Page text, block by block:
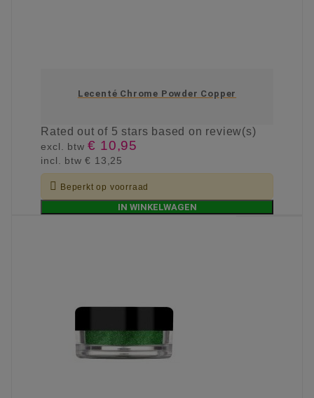
Lecenté Chrome Powder Copper
Ratedout of 5 stars based on review(s)
excl. btw€ 10,95
incl. btw€ 13,25
 Beperkt op voorraad
IN WINKELWAGEN